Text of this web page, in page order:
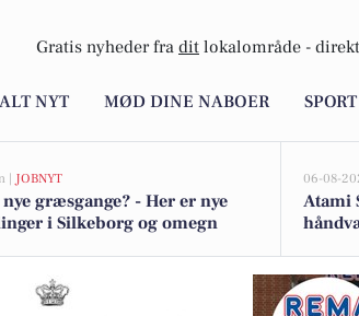
Gratis nyheder fra dit lokalområde -
NYT MØD DINE NABOER SPORT
| JOBNYT
græsgange? - Her er nye
i Silkeborg og omegn
06-08-
Atami